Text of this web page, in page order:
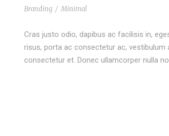
Branding / Minimal
Cras justo odio, dapibus ac facilisis in,
risus, porta ac consectetur ac,
consectetur et. Donec ullamcorper nulla